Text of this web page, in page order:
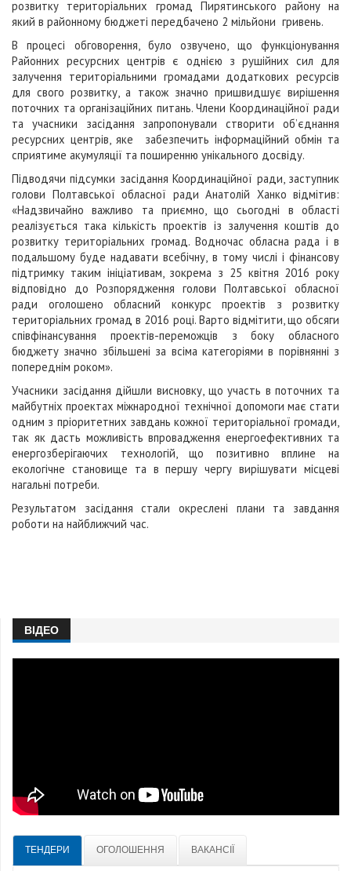
розвитку територіальних громад Пирятинського району на
який в районному бюджеті передбачено 2 мільйони гривень.
В процесі обговорення, було озвучено, що функціонування
Районних ресурсних центрів є однією з рушійних сил для
залучення територіальними громадами додаткових ресурсів
для свого розвитку, а також значно пришвидшує вирішення
поточних та організаційних питань. Члени Координаційної ради
та учасники засідання запропонували створити об’єднання
ресурсних центрів, яке забезпечить інформаційний обмін та
сприятиме акумуляції та поширенню унікального досвіду.
Підводячи підсумки засідання Координаційної ради, заступник
голови Полтавської обласної ради Анатолій Ханко відмітив:
«Надзвичайно важливо та приємно, що сьогодні в області
реалізується така кількість проектів із залучення коштів до
розвитку територіальних громад. Водночас обласна рада і в
подальшому буде надавати всебічну, в тому числі і фінансову
підтримку таким ініціативам, зокрема з 25 квітня 2016 року
відповідно до Розпорядження голови Полтавської обласної
ради оголошено обласний конкурс проектів з розвитку
територіальних громад в 2016 році. Варто відмітити, що обсяги
співфінансування проектів-переможців з боку обласного
бюджету значно збільшені за всіма категоріями в порівнянні з
попереднім роком».
Учасники засідання дійшли висновку, що участь в поточних та
майбутніх проектах міжнародної технічної допомоги має стати
одним з пріоритетних завдань кожної територіальної громади,
так як дасть можливість впровадження енергоефективних та
енергозберігаючих технологій, що позитивно вплине на
екологічне становище та в першу чергу вирішувати місцеві
нагальні потреби.
Результатом засідання стали окреслені плани та завдання
роботи на найближчий час.
ВІДЕО
ТЕНДЕРИ ОГОЛОШЕННЯ ВАКАНСІЇ